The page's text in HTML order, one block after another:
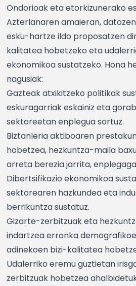
Ondorioak eta etorkizunerako
Azterlanaren amaieran,
esku-hartze ildo proposatzen
kalitatea hobetzeko eta
ekonomikoa sustatzeko. Hona
nagusiak:
Gazteak atxikitzeko politikak
eskuragarriak eskainiz eta
sektoreetan enplegua sortuz.
Biztanleria aktiboaren
hobetzea, hezkuntza-maila
arreta berezia jarrita,
Dibertsifikazio ekonomikoa
sektorearen hazkundea eta
berrikuntza sustatuz.
Gizarte-zerbitzuak eta
indartzea erronka
adinekoen bizi-kalitatea
Udalerriko eremu guztietan
zerbitzuak hobetzea